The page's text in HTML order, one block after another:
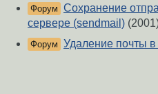
Форум Сохранение
сервере (sendmail)
Форум Удаление почты в